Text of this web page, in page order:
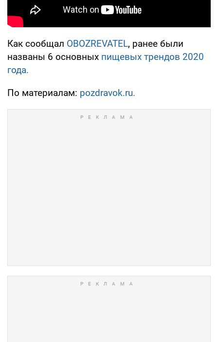
Как сообщал OBOZREVATEL, ранее были
названы 6 основных пищевых трендов 2020
года.
По материалам: pozdravok.ru.